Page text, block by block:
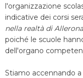
l'organizzazione
indicative dei corsi
nella realtà di Allerona
poiché le scuole
dell'organo
Stiamo accennando